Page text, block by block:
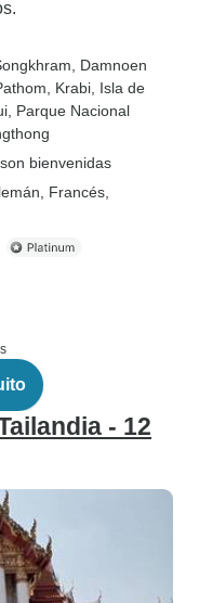
, Damnoen
, Krabi , Isla de
, Parque Nacional
bienvenidas
Francés,
- 12